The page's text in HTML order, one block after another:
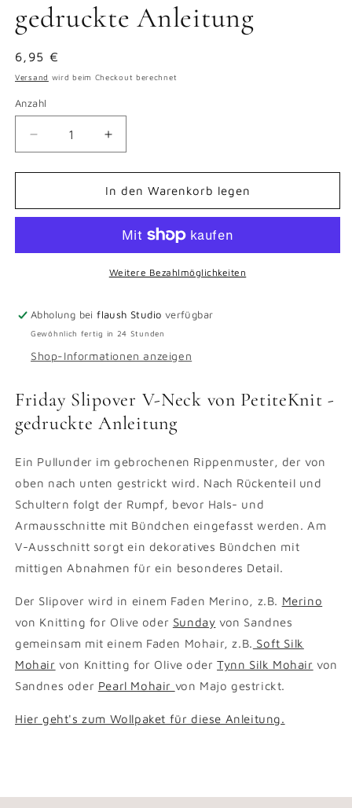
gedruckte Anleitung
Normaler
Preis
6,95 €
Versand wird beim Checkout berechnet
Anzahl
Verringere
die
Menge
Friday
Neck
Erhöhe
die
Menge
für
Friday
Pullunder
Neck
-
In den Warenkorb legen
Weitere Bezahlmöglichkeiten
Abholung beiflaush Studio verfügbar
Gewöhnlich fertig in 24 Stunden
Shop-Informationen anzeigen
Friday Slipover V-Neck von PetiteKnit -
gedruckte Anleitung
Ein Pullunder im gebrochenen Rippenmuster, der von
oben nach unten gestrickt wird. Nach Rückenteil und
Schultern folgt der Rumpf, bevor Hals- und
Armausschnitte mit Bündchen eingefasst werden. Am
V-Ausschnitt sorgt ein dekoratives Bündchen mit
mittigen Abnahmen für ein besonderes Detail.
Der Slipover wird in einem Faden Merino, z.B. Merino
von Knitting for Olive oder Sunday von Sandnes
gemeinsam mit einem Faden Mohair, z.B. Soft Silk
Mohair von Knitting for Olive oderTynn Silk Mohair von
Sandnes oder Pearl Mohair von Majo gestrickt.
Hier geht's zum Wollpaket für diese Anleitung.